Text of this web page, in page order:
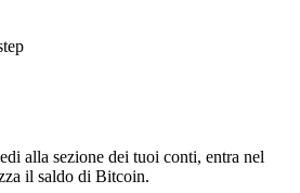
alla sezione dei tuoi conti, entra nel
il saldo di Bitcoin.